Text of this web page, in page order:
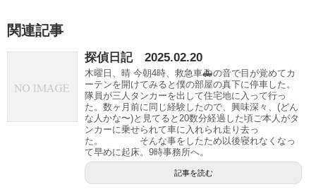
関連記事
探偵日記 2025.02.20
木曜日、晴 今朝4時、救急車🚑の音で目が覚めてカ
ーテンを開けてみると僕の部屋の真下に停車した。
隊員が三人タンカーを出して住宅地に入って行っ
た。数ヶ月前に同じ経験したので、興味深々、(どん
な人かな〜)と見てると20数分経過した頃ご本人がタ
ンカーに乗せられて車に入れられ走り去っ
た。 そんな事をしたため以後寝れなくなっ
て早めに起床。9時事務所へ。
記事を読む